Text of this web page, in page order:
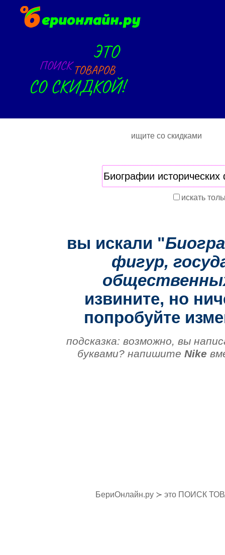
ищите со скидками
искать
вы искали "
фигур,
извините, но
попробуйте
подсказка: возможно, вы
буквами? напишите Nike
БериОнлайн.ру ≻ это ПОИСК